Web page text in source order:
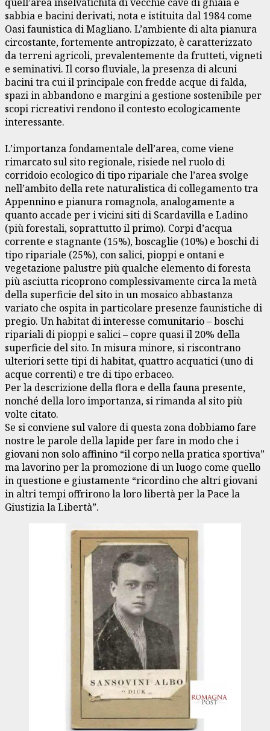
quell’area inselvatichita di vecchie cave di ghiaia e
sabbia e bacini derivati, nota e istituita dal 1984 come
Oasi faunistica di Magliano. L’ambiente di alta pianura
circostante, fortemente antropizzato, è caratterizzato
da terreni agricoli, prevalentemente da frutteti, vigneti
e seminativi. Il corso fluviale, la presenza di alcuni
bacini tra cui il principale con fredde acque di falda,
spazi in abbandono e margini a gestione sostenibile per
scopi ricreativi rendono il contesto ecologicamente
interessante.
L’importanza fondamentale dell’area, come viene
rimarcato sul sito regionale, risiede nel ruolo di
corridoio ecologico di tipo ripariale che l’area svolge
nell’ambito della rete naturalistica di collegamento tra
Appennino e pianura romagnola, analogamente a
quanto accade per i vicini siti di Scardavilla e Ladino
(più forestali, soprattutto il primo). Corpi d’acqua
corrente e stagnante (15%), boscaglie (10%) e boschi di
tipo ripariale (25%), con salici, pioppi e ontani e
vegetazione palustre più qualche elemento di foresta
più asciutta ricoprono complessivamente circa la metà
della superficie del sito in un mosaico abbastanza
variato che ospita in particolare presenze faunistiche di
pregio. Un habitat di interesse comunitario – boschi
ripariali di pioppi e salici – copre quasi il 20% della
superficie del sito. In misura minore, si riscontrano
ulteriori sette tipi di habitat, quattro acquatici (uno di
acque correnti) e tre di tipo erbaceo.
Per la descrizione della flora e della fauna presente,
nonché della loro importanza, si rimanda al sito più
volte citato.
Se si conviene sul valore di questa zona dobbiamo fare
nostre le parole della lapide per fare in modo che i
giovani non solo affinino “il corpo nella pratica sportiva”
ma lavorino per la promozione di un luogo come quello
in questione e giustamente “ricordino che altri giovani
in altri tempi offrirono la loro libertà per la Pace la
Giustizia la Libertà”.